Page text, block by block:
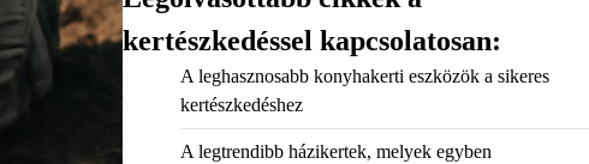
kertészkedéssel kapcsolatosan:
A leghasznosabb konyhakerti eszközök a sikeres
kertészkedéshez
A legtrendibb házikertek, melyek egyben